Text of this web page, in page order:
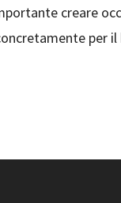
creare
per il